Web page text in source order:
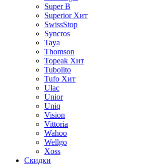
Super B
Superior Хит
SwissStop
Syncros
Taya
Thomson
Topeak Хит
Tubolito
Tufo Хит
Ulac
Unior
Uniq
Vision
Vittoria
Wahoo
Wellgo
Xoss
Скидки